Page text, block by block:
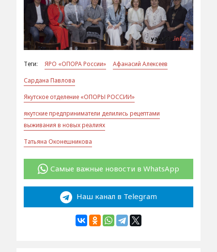
Теги: ЯРО «ОПОРА России»
Афанасий Алексеев
Сардана Павлова
Якутское отделение «ОПОРЫ РОССИИ»
якутские предприниматели делились рецептами
выживания в новых реалиях
Татьяна Оконешникова
Самые важные новости в WhatsApp
Наш канал в Telegram